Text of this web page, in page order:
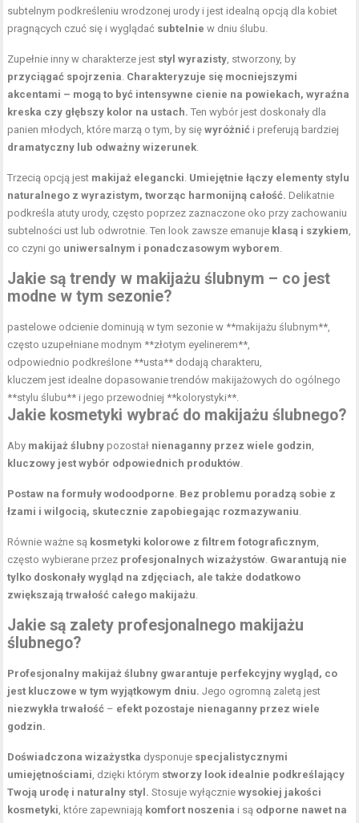
subtelnym podkreśleniu wrodzonej urody i jest idealną opcją dla kobiet
pragnących czuć się i wyglądać subtelnie w dniu ślubu.
Zupełnie inny w charakterze jest styl wyrazisty , stworzony, by
przyciągać spojrzenia Charakteryzuje się mocniejszymi
akcentami – mogą to być intensywne cienie na powiekach, wyraźna
kreska czy głębszy kolor na ustach. Ten wybór jest doskonały dla
panien młodych, które marzą o tym, by sięwyróżnić i preferują bardziej
dramatyczny lub odważny wizerunek
Trzecią opcją jest makijaż elegancki Umiejętnie łączy elementy stylu
naturalnego z wyrazistym, tworząc harmonijną całość. Delikatnie
podkreśla atuty urody, często poprzez zaznaczone oko przy zachowaniu
subtelności ust lub odwrotnie. Ten look zawsze emanuje klasą i szykiem
co czyni go uniwersalnym i ponadczasowym wyborem
Jakie są trendy w makijażu ślubnym – co jest
modne w tym sezonie?
pastelowe odcienie dominują w tym sezonie w **makijażu ślubnym**,
często uzupełniane modnym **złotym eyelinerem**,
odpowiednio podkreślone **usta** dodają charakteru,
kluczem jest idealne dopasowanie trendów makijażowych do ogólnego
**stylu ślubu** i jego przewodniej **kolorystyki**.
Jakie kosmetyki wybrać do makijażu ślubnego?
Aby makijaż ślubny pozostał nienaganny przez wiele godzin
kluczowy jest wybór odpowiednich produktów
Postaw na formuły wodoodporne Bez problemu poradzą sobie z
łzami i wilgocią, skutecznie zapobiegając rozmazywaniu
Równie ważne są kosmetyki kolorowe z filtrem fotograficznym
często wybierane przez profesjonalnych wizażystów Gwarantują nie
tylko doskonały wygląd na zdjęciach, ale także dodatkowo
zwiększają trwałość całego makijażu
Jakie są zalety profesjonalnego makijażu
ślubnego?
Profesjonalny makijaż ślubny gwarantuje perfekcyjny wygląd, co
jest kluczowe w tym wyjątkowym dniu. Jego ogromną zaletą jest
niezwykła trwałość – efekt pozostaje nienaganny przez wiele
godzin.
Doświadczona wizażystka dysponuje specjalistycznymi
umiejętnościami , dzięki którym stworzy look idealnie podkreślający
Twoją urodę i naturalny styl. Stosuje wyłączniewysokiej jakości
kosmetyki , które zapewniają komfort noszenia i są odporne nawet na